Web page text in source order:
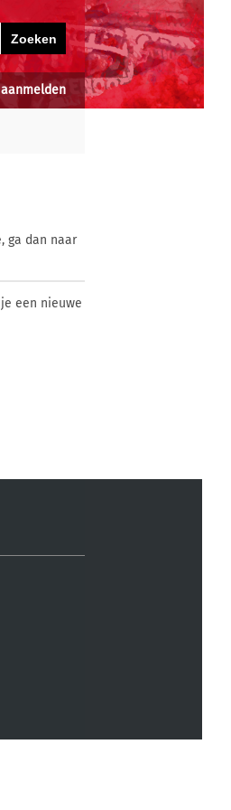
aanmelden
ga dan naar
een nieuwe